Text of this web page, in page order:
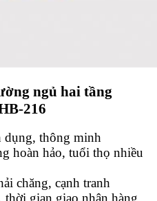
ngủ hai tầng
216
dụng, thông minh
hoàn hảo, tuổi thọ nhiều
chăng, cạnh tranh
thời gian giao nhận hàng